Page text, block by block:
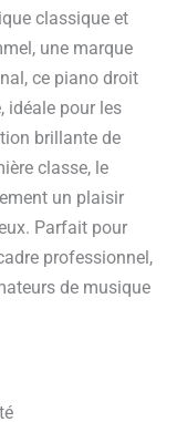
classique et
une marque
ce piano droit
idéale pour les
brillante de
classe, le
un plaisir
Parfait pour
professionnel,
de musique